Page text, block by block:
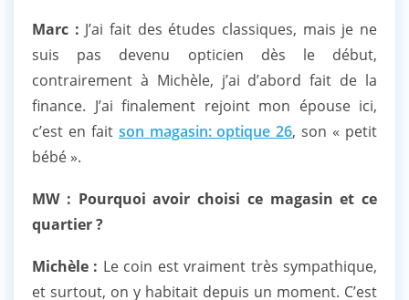
Marc : J’ai fait des études classiques, mais je ne
suis pas devenu opticien dès le début,
contrairement à Michèle, j’ai d’abord fait de la
finance. J’ai finalement rejoint mon épouse ici,
c’est en fait son magasin: optique 26, son « petit
bébé ».
MW : Pourquoi avoir choisi ce magasin et ce
quartier ?
Michèle : Le coin est vraiment très sympathique,
et surtout, on y habitait depuis un moment. C’est